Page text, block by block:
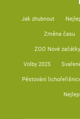
Jak zhubnout
Změna času
ZOO Nové začátky
Volby 2025
Pěstování